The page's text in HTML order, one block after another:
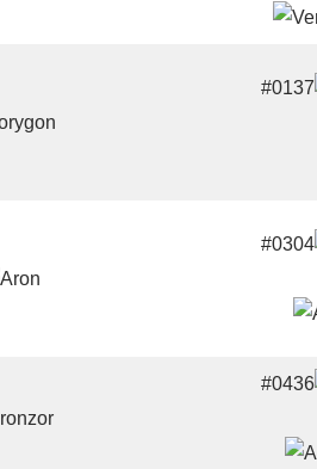
#0137
#0304
#0436